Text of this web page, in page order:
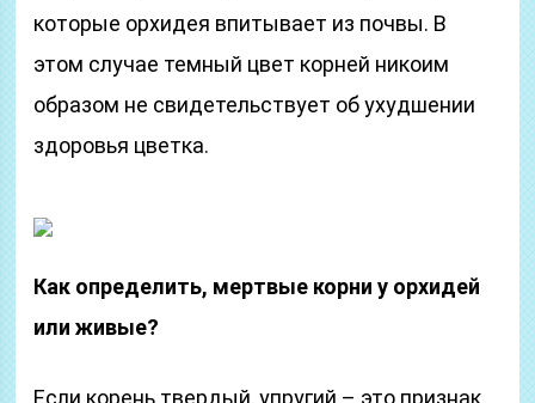
которые орхидея впитывает из почвы. В
этом случае темный цвет корней никоим
образом не свидетельствует об ухудшении
здоровья цветка.
Как определить, мертвые корни у орхидей
или живые?
Если корень твердый, упругий – это признак